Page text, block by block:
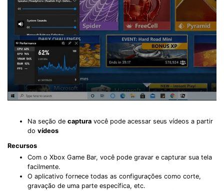
Na seção de captura você pode acessar seus vídeos a partir
do vídeos
Recursos
Com o Xbox Game Bar, você pode gravar e capturar sua tela
facilmente.
O aplicativo fornece todas as configurações como corte,
gravação de uma parte específica, etc.